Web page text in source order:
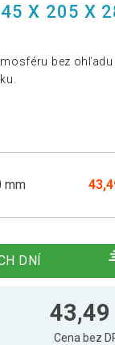
X 205 X
bez ohľadu
mm
DNÍ
43,49
Cena bez